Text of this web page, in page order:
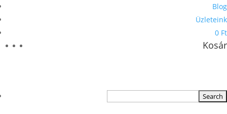
Blog
Üzleteink
0 Ft
Kosár